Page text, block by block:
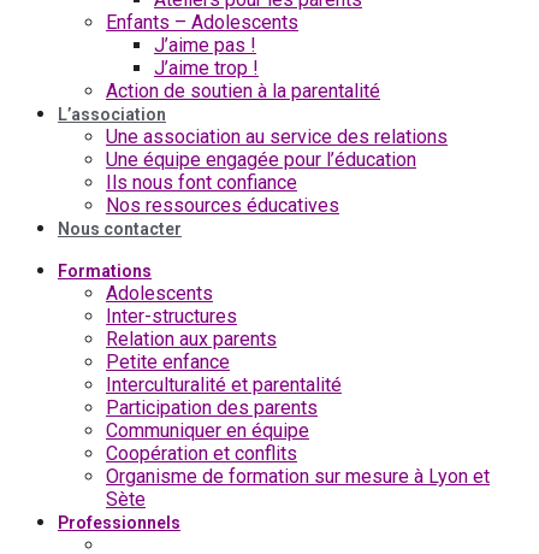
Enfants – Adolescents
J’aime pas !
J’aime trop !
Action de soutien à la parentalité
L’association
Une association au service des relations
Une équipe engagée pour l’éducation
Ils nous font confiance
Nos ressources éducatives
Nous contacter
Formations
Adolescents
Inter-structures
Relation aux parents
Petite enfance
Interculturalité et parentalité
Participation des parents
Communiquer en équipe
Coopération et conflits
Organisme de formation sur mesure à Lyon et
Sète
Professionnels